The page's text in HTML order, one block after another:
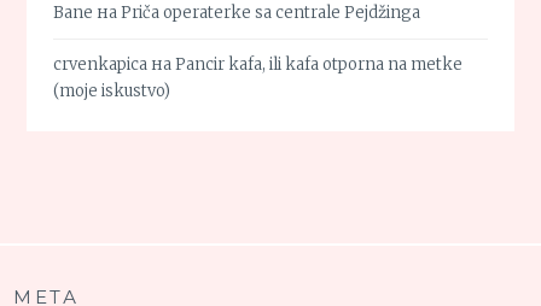
Bane наPriča operaterke sa centrale Pejdžinga
crvenkapica наPancir kafa, ili kafa otporna na metke
(moje iskustvo)
МЕТА